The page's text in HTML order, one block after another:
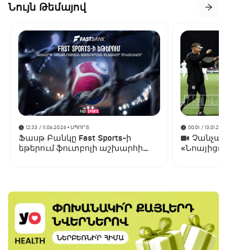
Նույն Թեմայով
12:33 / 11.06.2026• ՍՊՈՐՏ
Ֆասթ Բանկը Fast Sports-ի
եթերում ֆուտբոլի աշխարհի
00:01 /
«Նոայից»